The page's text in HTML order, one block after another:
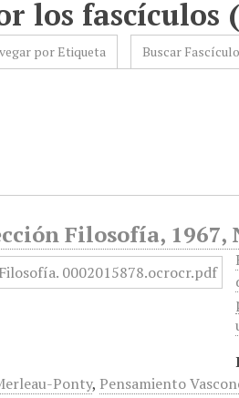
los fascículos
por Etiqueta Buscar
Filosofía, 1967,
Ponty, Pensamiento